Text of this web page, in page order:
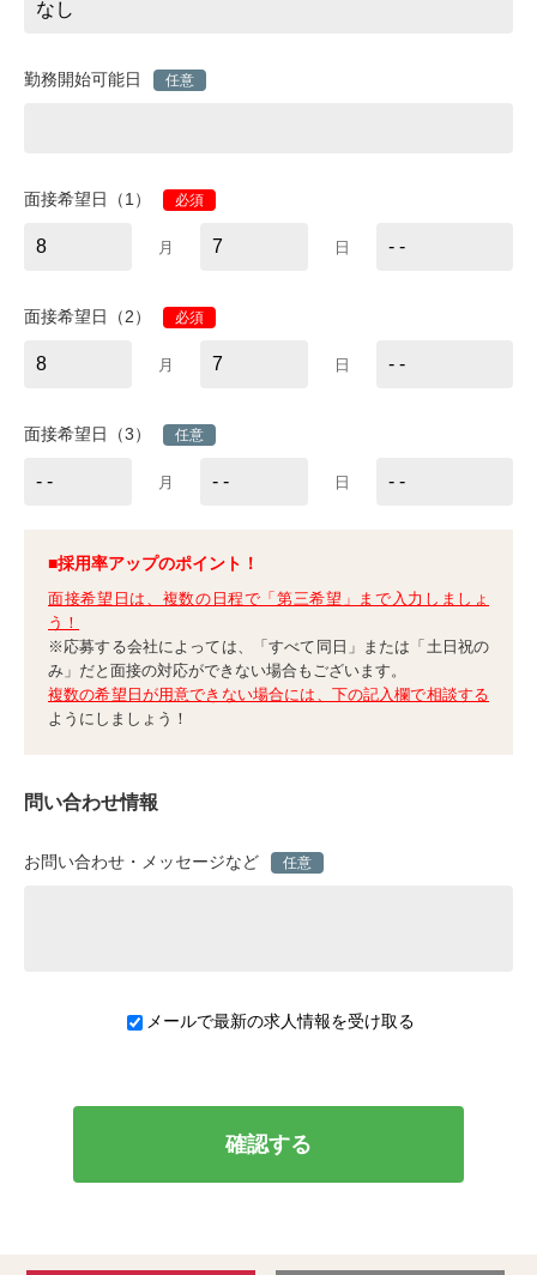
勤務開始可能日 任意
面接希望日（1） 必須
月 日
面接希望日（2） 必須
月 日
面接希望日（3） 任意
月 日
■採用率アップのポイント！
面接希望日は、複数の日程で「第三希望」まで入力しましょ
う！
※応募する会社によっては、「すべて同日」または「土日祝の
み」だと面接の対応ができない場合もございます。
複数の希望日が用意できない場合には、下の記入欄で相談する
ようにしましょう！
問い合わせ情報
お問い合わせ・メッセージなど 任意
メールで最新の求人情報を受け取る
確認する